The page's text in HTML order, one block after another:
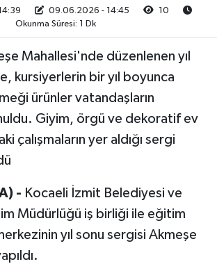
09.06.2026 - 14:45
10
Okunma Süresi: 1 Dk
Mahallesi'nde düzenlenen yıl
kursiyerlerin bir yıl boyunca
ürünler vatandaşların
Giyim, örgü ve dekoratif ev
çalışmaların yer aldığı sergi
- Kocaeli İzmit Belediyesi ve
Müdürlüğü iş birliği ile eğitim
yıl sonu sergisi Akmeşe